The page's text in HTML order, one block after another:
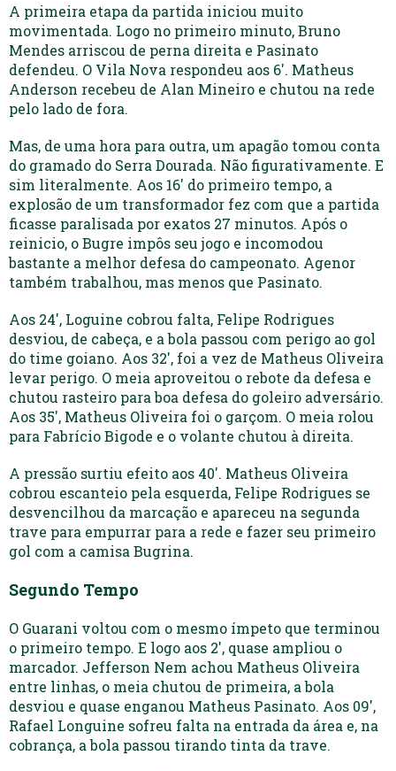
A primeira etapa da partida iniciou muito
movimentada. Logo no primeiro minuto, Bruno
Mendes arriscou de perna direita e Pasinato
defendeu. O Vila Nova respondeu aos 6′. Matheus
Anderson recebeu de Alan Mineiro e chutou na rede
pelo lado de fora.
Mas, de uma hora para outra, um apagão tomou conta
do gramado do Serra Dourada. Não figurativamente. E
sim literalmente. Aos 16′ do primeiro tempo, a
explosão de um transformador fez com que a partida
ficasse paralisada por exatos 27 minutos. Após o
reinicio, o Bugre impôs seu jogo e incomodou
bastante a melhor defesa do campeonato. Agenor
também trabalhou, mas menos que Pasinato.
Aos 24′, Loguine cobrou falta, Felipe Rodrigues
desviou, de cabeça, e a bola passou com perigo ao gol
do time goiano. Aos 32′, foi a vez de Matheus Oliveira
levar perigo. O meia aproveitou o rebote da defesa e
chutou rasteiro para boa defesa do goleiro adversário.
Aos 35′, Matheus Oliveira foi o garçom. O meia rolou
para Fabrício Bigode e o volante chutou à direita.
A pressão surtiu efeito aos 40′. Matheus Oliveira
cobrou escanteio pela esquerda, Felipe Rodrigues se
desvencilhou da marcação e apareceu na segunda
trave para empurrar para a rede e fazer seu primeiro
gol com a camisa Bugrina.
Segundo Tempo
O Guarani voltou com o mesmo ímpeto que terminou
o primeiro tempo. E logo aos 2′, quase ampliou o
marcador. Jefferson Nem achou Matheus Oliveira
entre linhas, o meia chutou de primeira, a bola
desviou e quase enganou Matheus Pasinato. Aos 09′,
Rafael Longuine sofreu falta na entrada da área e, na
cobrança, a bola passou tirando tinta da trave.